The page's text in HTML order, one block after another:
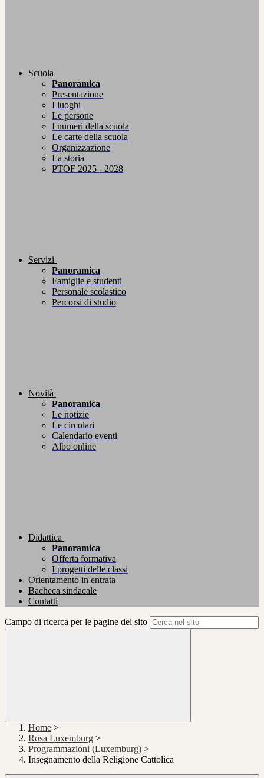
Scuola
Panoramica
Presentazione
I luoghi
Le persone
I numeri della scuola
Le carte della scuola
Organizzazione
La storia
PTOF 2025 - 2028
Servizi
Panoramica
Famiglie e studenti
Personale scolastico
Percorsi di studio
Novità
Panoramica
Le notizie
Le circolari
Calendario eventi
Albo online
Didattica
Panoramica
Offerta formativa
I progetti delle classi
Orientamento in entrata
Bacheca sindacale
Contatti
Campo di ricerca per le pagine del sito
Home >
Rosa Luxemburg >
Programmazioni (Luxemburg) >
Insegnamento della Religione Cattolica